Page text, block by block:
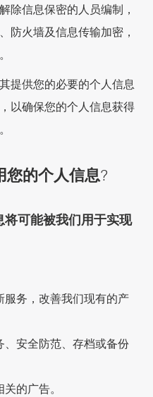
除信息保密的人员编制，
防火墙及信息传输加密，
提供您的必要的个人信息
以确保您的个人信息获得
的个人信息?
可能被我们用于实现
务，改善我们现有的产
安全防范、存档或备份
的广告。